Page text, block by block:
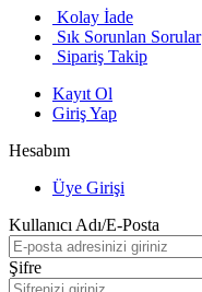
Kolay İade
Sık Sorunlan Sorular
Sipariş Takip
Kayıt Ol
Giriş Yap
Hesabım
Üye Girişi
Kullanıcı Adı/E-Posta
Şifre